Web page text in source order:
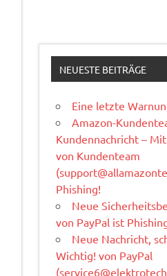
NEUESTE BEITRÄGE
Eine letzte
Amazon-
Kundennachricht –
von Kundenteam
(
Phishing!
Neue
von PayPal ist
Neue Nachricht,
Wichtig! von PayPal
(